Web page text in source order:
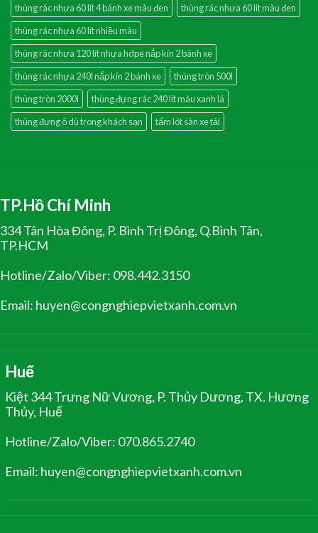
thùng rác nhưa 60 lít 4 bánh xe màu đen
thùng rác nhưa 60 lít màu đen
thùng rác nhựa 60 lít nhiều màu
thùng rác nhựa 120 lít nhựa hdpe nắp kín 2 bánh xe
thùng rác nhựa 240l nắp kín 2 bánh xe
thùng tròn 500l
thùng tròn 2000l
thùng đựng rác 240 lít màu xanh lá
thùng đựng ô dù trong khách sạn
tấm lót sàn xe tải
TP.Hồ Chí Minh
334 Tân Hòa Đông, P. Bình Trị Đông, Q.Bình Tân,
TP.HCM
Hotline/Zalo/Viber: 098.442.3150
Email: huyen@congnghiepvietxanh.com.vn
Huế
Kiệt 344 Trưng Nữ Vương, P. Thủy Dương, TX. Hương
Thủy, Huế
Hotline/Zalo/Viber: 070.865.2740
Email: huyen@congnghiepvietxanh.com.vn